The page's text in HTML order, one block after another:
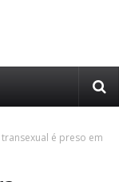
é preso em